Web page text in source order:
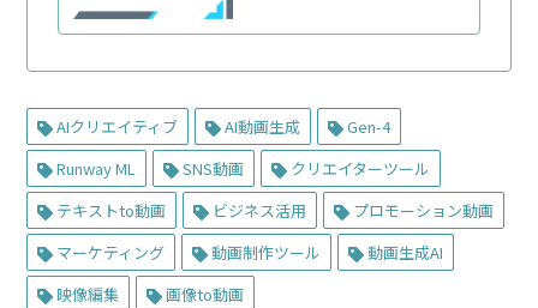
AIクリエイティブ AI動画生成
Gen-4
Runway ML
SNS動画
クリエイターツール
テキストto動画
ビジネス活用
プロモーション動画
マーケティング
動画制作ツール
動画生成AI
映像編集
画像to動画